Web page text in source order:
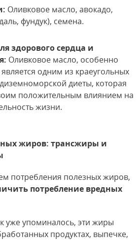
Оливковое масло, авокадо,
фундук), семена.
здорового сердца и
Оливковое масло, особенно
одним из краеугольных
диеты, которая
положительным влиянием на
жизни.
жиров: трансжиры и
потребления полезных жиров,
потребление вредных
уже упоминалось, эти жиры
продуктах, выпечке,